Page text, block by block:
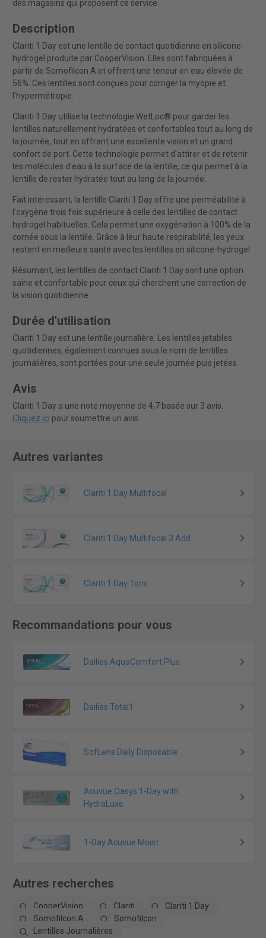
des magasins qui proposent ce service.
Description
Clariti 1 Day est une lentille de contact quotidienne en silicone-
hydrogel produite par CooperVision. Elles sont fabriquées à
partir de Somofilcon A et offrent une teneur en eau élevée de
56%. Ces lentilles sont conçues pour corriger la myopie et
l'hypermétropie.
Clariti 1 Day utilise la technologie WetLoc® pour garder les
lentilles naturellement hydratées et confortables tout au long de
la journée, tout en offrant une excellente vision et un grand
confort de port. Cette technologie permet d'attirer et de retenir
les molécules d'eau à la surface de la lentille, ce qui permet à la
lentille de rester hydratée tout au long de la journée.
Fait intéressant, la lentille Clariti 1 Day offre une perméabilité à
l'oxygène trois fois supérieure à celle des lentilles de contact
hydrogel habituelles. Cela permet une oxygénation à 100% de la
cornée sous la lentille. Grâce à leur haute respirabilité, les yeux
restent en meilleure santé avec les lentilles en silicone-hydrogel.
Résumant, les lentilles de contact Clariti 1 Day sont une option
saine et confortable pour ceux qui cherchent une correction de
la vision quotidienne.
Durée d'utilisation
Clariti 1 Day est une lentille journalière. Les lentilles jetables
quotidiennes, également connues sous le nom de lentilles
journalières, sont portées pour une seule journée puis jetées.
Avis
Clariti 1 Day a une note moyenne de 4,7 basée sur 3 avis.
Cliquez ici pour soumettre un avis.
Autres variantes
Clariti 1 Day Multifocal
Clariti 1 Day Multifocal 3 Add
Clariti 1 Day Toric
Recommandations pour vous
Dailies AquaComfort Plus
Dailies Total1
SofLens Daily Disposable
Acuvue Oasys 1-Day with
HydraLuxe
1-Day Acuvue Moist
Autres recherches
CooperVision Clariti
Clariti 1 Day
Somofilcon A
Somofilcon
Lentilles Journalières